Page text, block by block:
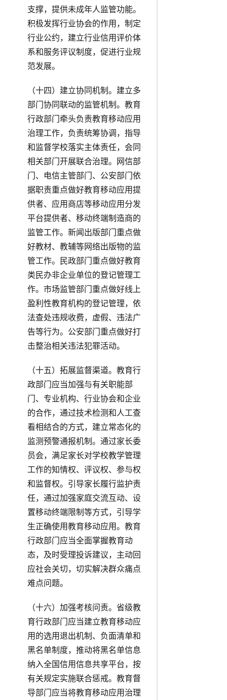
支撑，提供未成年人监管功能。
积极发挥行业协会的作用，制定
行业公约，建立行业信用评价体
系和服务评议制度，促进行业规
范发展。
（十四）建立协同机制。建立多
部门协同联动的监管机制。教育
行政部门牵头负责教育移动应用
治理工作，负责统筹协调，指导
和监督学校落实主体责任，会同
相关部门开展联合治理。网信部
门、电信主管部门、公安部门依
据职责重点做好教育移动应用提
供者、应用商店等移动应用分发
平台提供者、移动终端制造商的
监管工作。新闻出版部门重点做
好教材、教辅等网络出版物的监
管工作。民政部门重点做好教育
类民办非企业单位的登记管理工
作。市场监管部门重点做好线上
盈利性教育机构的登记管理，依
法查处违规收费，虚假、违法广
告等行为。公安部门重点做好打
击整治相关违法犯罪活动。
（十五）拓展监督渠道。教育行
政部门应当加强与有关职能部
门、专业机构、行业协会和企业
的合作，通过技术检测和人工查
看相结合的方式，建立常态化的
监测预警通报机制。通过家长委
员会，满足家长对学校教学管理
工作的知情权、评议权、参与权
和监督权。引导家长履行监护责
任，通过加强家庭交流互动、设
置移动终端限制等方式，引导学
生正确使用教育移动应用。教育
行政部门应当全面掌握教育动
态，及时受理投诉建议，主动回
应社会关切，切实解决群众痛点
难点问题。
（十六）加强考核问责。省级教
育行政部门应当建立教育移动应
用的选用退出机制、负面清单和
黑名单制度，推动将黑名单信息
纳入全国信用信息共享平台，按
有关规定实施联合惩戒。教育督
导部门应当将教育移动应用治理